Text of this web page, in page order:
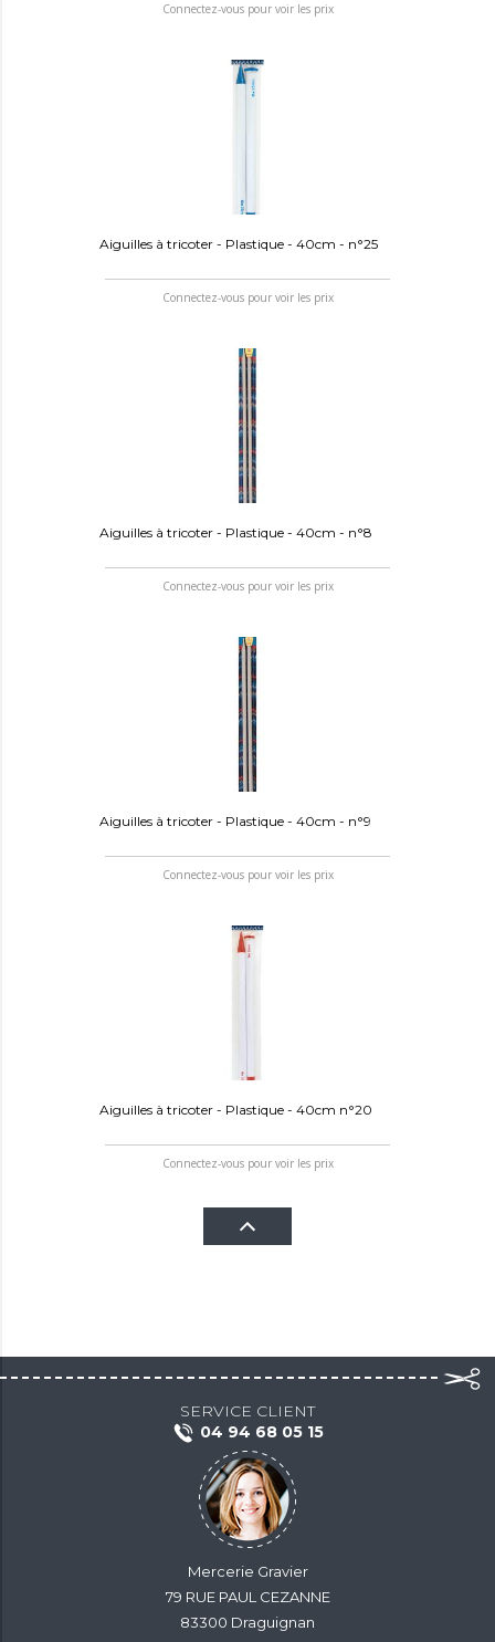
Connectez-vous pour voir les prix
Aiguilles à tricoter - Plastique - 40cm - n°25
Connectez-vous pour voir les prix
Aiguilles à tricoter - Plastique - 40cm - n°8
Connectez-vous pour voir les prix
Aiguilles à tricoter - Plastique - 40cm - n°9
Connectez-vous pour voir les prix
Aiguilles à tricoter - Plastique - 40cm n°20
Connectez-vous pour voir les prix
SERVICE CLIENT
04 94 68 05 15
Mercerie Gravier
79 RUE PAUL CEZANNE
83300 Draguignan